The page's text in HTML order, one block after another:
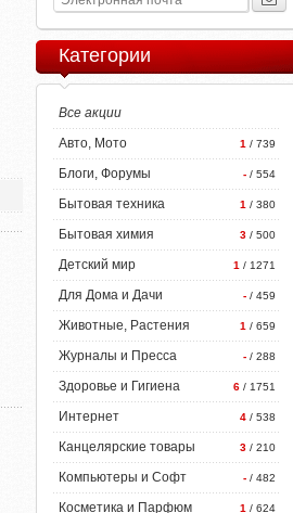
Категории
Все акции
1 / 739
Авто, Мото
- / 554
Блоги, Форумы
1 / 380
Бытовая техника
3 / 500
Бытовая химия
1 / 1271
Детский мир
- / 459
Для Дома и Дачи
1 / 659
Животные, Растения
- / 288
Журналы и Пресса
6 / 1751
Здоровье и Гигиена
4 / 538
Интернет
3 / 210
Канцелярские товары
- / 482
Компьютеры и Софт
1 / 624
Косметика и Парфюм